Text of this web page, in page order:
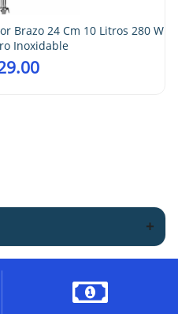
Brazo 24 Cm 10 Litros 280 W
Inoxidable